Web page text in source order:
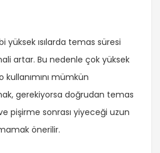
yüksek ısılarda temas süresi
artar. Bu nedenle çok yüksek
kullanımını mümkün
gerekiyorsa doğrudan temas
pişirme sonrası yiyeceği uzun
önerilir.